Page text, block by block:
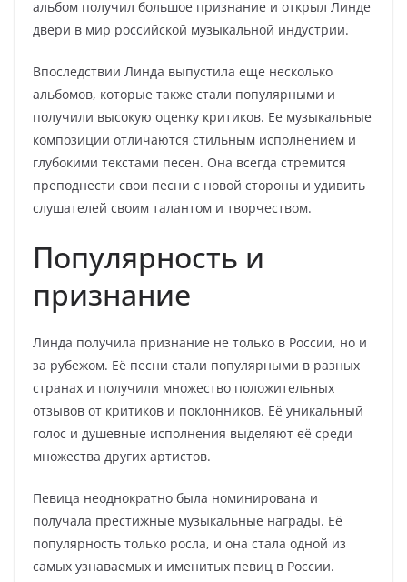
альбом получил большое признание и открыл Линде
двери в мир российской музыкальной индустрии.
Впоследствии Линда выпустила еще несколько
альбомов, которые также стали популярными и
получили высокую оценку критиков. Ее музыкальные
композиции отличаются стильным исполнением и
глубокими текстами песен. Она всегда стремится
преподнести свои песни с новой стороны и удивить
слушателей своим талантом и творчеством.
Популярность и
признание
Линда получила признание не только в России, но и
за рубежом. Её песни стали популярными в разных
странах и получили множество положительных
отзывов от критиков и поклонников. Её уникальный
голос и душевные исполнения выделяют её среди
множества других артистов.
Певица неоднократно была номинирована и
получала престижные музыкальные награды. Её
популярность только росла, и она стала одной из
самых узнаваемых и именитых певиц в России.